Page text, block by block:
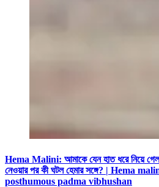
Hema Malini: আমাকে যেন হাত ধরে নিয়ে গেল…!
নেওয়ার পর কী ঘটল হেমার সঙ্গে? | Hema
posthumous padma vibhushan